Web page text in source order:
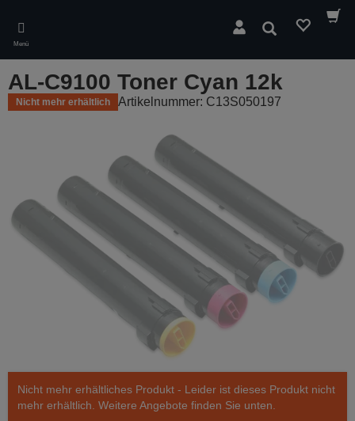
main
content
Menü
Suchen
AL-C9100 Toner Cyan 12k
Nicht mehr erhältlich Artikelnummer: C13S050197
Nicht mehr erhältliches Produkt - Leider ist dieses Produkt nicht
mehr erhältlich. Weitere Angebote finden Sie unten.